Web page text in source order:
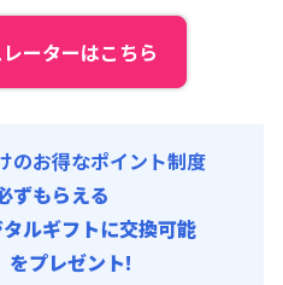
/日)
ーターはこちら
のお得なポイント制度
ずもらえる
ルギフトに交換可能
をプレゼント!